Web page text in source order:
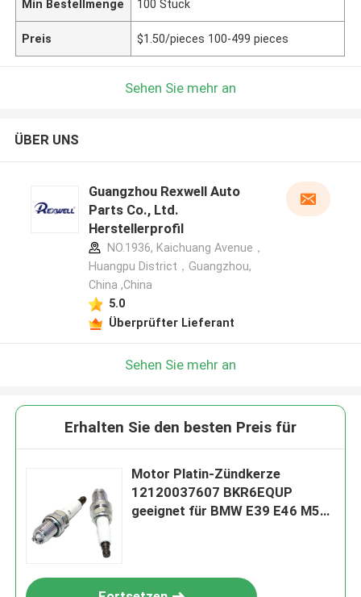
Min Bestellmenge 100 Stück
Preis $1.50/pieces 100-499 pieces
Sehen Sie mehr an
ÜBER UNS
Guangzhou Rexwell Auto
Parts Co., Ltd.
Herstellerprofil
NO.1936, Kaichuang Avenue，
Huangpu District，Guangzhou,
China ,China
5.0
Überprüfter Lieferant
Sehen Sie mehr an
Erhalten Sie den besten Preis für
Motor Platin-Zündkerze
12120037607 BKR6EQUP
geeignet für BMW E39 E46 M54